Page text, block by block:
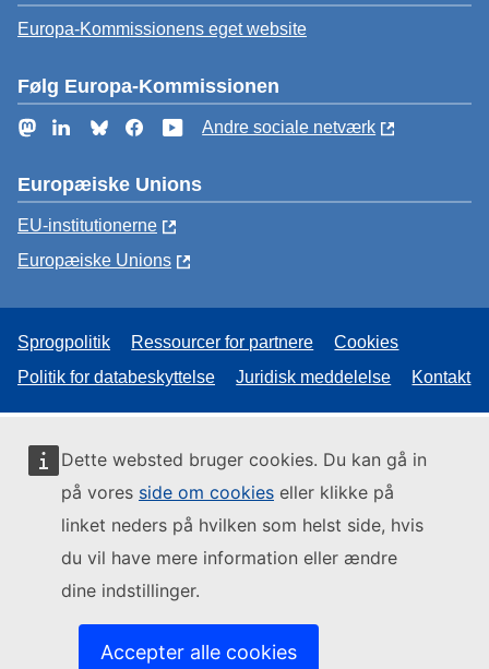
Dette websted bruger cookies. Du kan gå in
på vores side om cookies eller klikke på
linket neders på hvilken som helst side, hvis
du vil have mere information eller ændre
dine indstillinger.
Accepter alle cookies
Europa-Kommissionens eget website
Følg Europa-Kommissionen
MastodonLinkedInBlueskyFacebookYouTube
Andre sociale netværk
Europæiske Unions
EU-institutionerne
Europæiske Unions
Sprogpolitik Ressourcer for partnere
Cookies
Politik for databeskyttelse
Juridisk meddelelse Kontakt